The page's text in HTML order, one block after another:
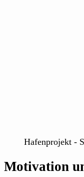
Hafenprojekt -
Motivation